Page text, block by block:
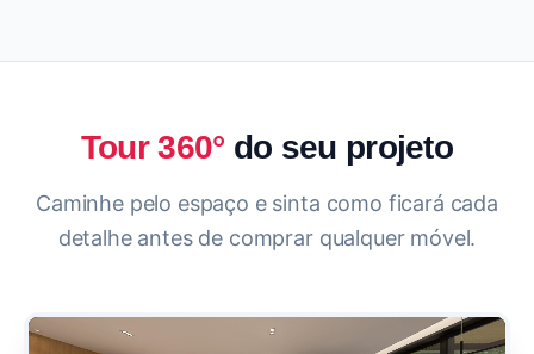
Tour 360° do seu projeto
Caminhe pelo espaço e sinta como ficará cada
detalhe antes de comprar qualquer móvel.